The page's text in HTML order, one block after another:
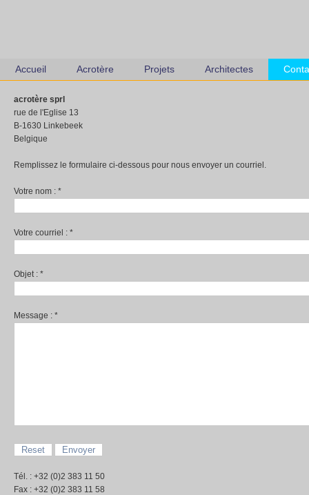
Accueil Acrotère Projets Architectes
acrotère sprl
rue de l'Eglise 13
B-1630 Linkebeek
Belgique
Remplissez le formulaire ci-dessous pour nous envoyer un courriel.
Votre nom : *
Votre courriel : *
Objet : *
Message : *
Tél. : +32 (0)2 383 11 50
Fax : +32 (0)2 383 11 58